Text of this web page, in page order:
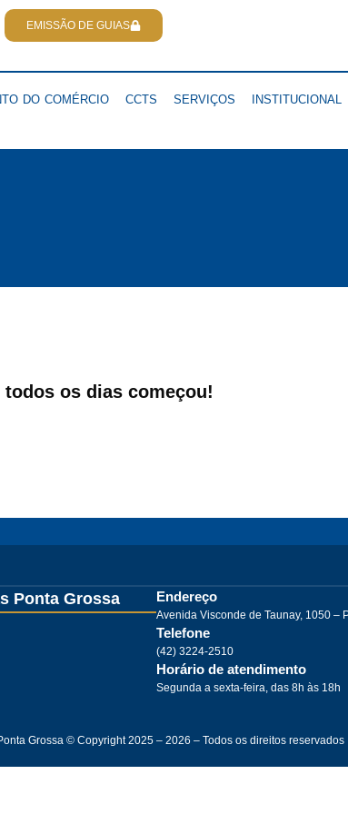
EMISSÃO DE GUIAS
DO COMÉRCIO CCTS SERVIÇOS INSTITUCIONAL
os dias começou!
Ponta Grossa Endereço
Avenida Visconde de Taunay, 1050 –
Telefone
(42) 3224-2510
Horário de atendimento
Segunda a sexta-feira, das 8h às 18h
Grossa © Copyright 2025 – 2026 – Todos os direitos reservados